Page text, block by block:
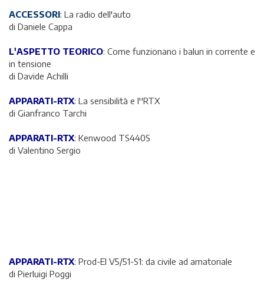
ACCESSORI: La radio dell'auto
di Daniele Cappa
L'ASPETTO TEORICO: Come funzionano i balun in corrente e
in tensione
di Davide Achilli
APPARATI-RTX: La sensibilità e l''RTX
di Gianfranco Tarchi
APPARATI-RTX: Kenwood TS440S
di Valentino Sergio
APPARATI-RTX: Prod-El V5/51-S1: da civile ad amatoriale
di Pierluigi Poggi